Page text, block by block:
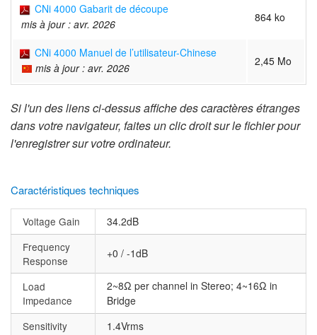
CNi 4000 Gabarit de découpe
mis à jour : avr. 2026
864 ko
CNi 4000 Manuel de l’utilisateur-Chinese
mis à jour : avr. 2026
2,45 Mo
Si l'un des liens ci-dessus affiche des caractères étranges
dans votre navigateur, faites un clic droit sur le fichier pour
l'enregistrer sur votre ordinateur.
Caractéristiques techniques
Voltage Gain
34.2dB
Frequency
Response
+0 / -1dB
Load
Impedance
2~8Ω per channel in Stereo; 4~16Ω in
Bridge
Sensitivity
1.4Vrms